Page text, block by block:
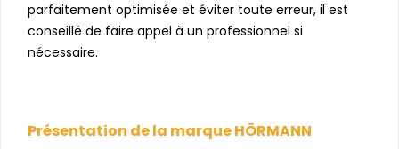
parfaitement optimisée et éviter toute erreur, il est
conseillé de faire appel à un professionnel si
nécessaire.
Présentation de la marque HÖRMANN